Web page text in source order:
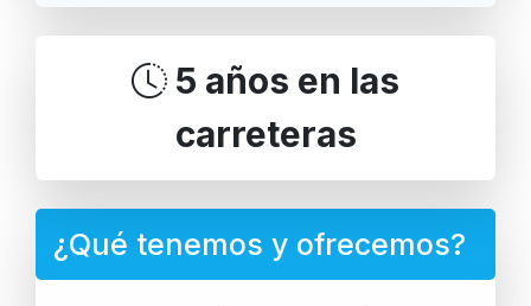
5 años en las
carreteras
¿Qué tenemos y ofrecemos?